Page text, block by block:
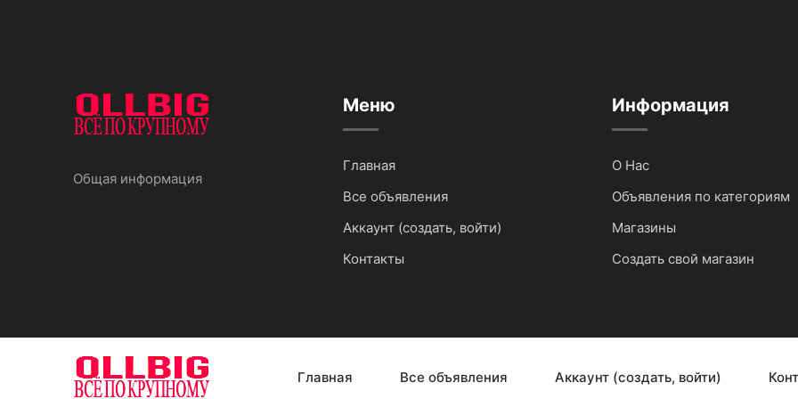
Общая информация
Меню
Главная
Все объявления
Аккаунт (создать, войти)
Контакты
Информация
О Нас
Объявления по категориям
Магазины
Создать свой магазин
Главная Все объявления Аккаунт (создать, войти)